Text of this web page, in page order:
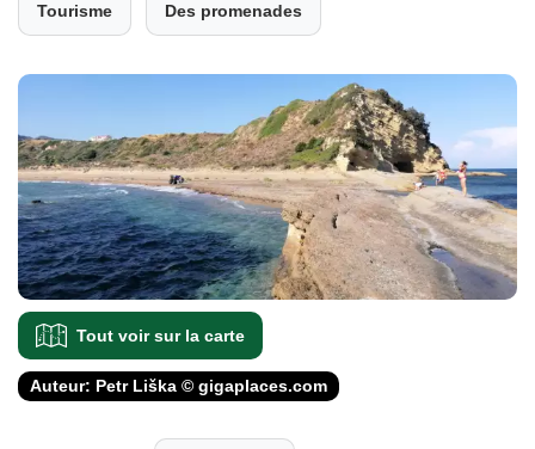
Tourisme Des promenades
Tout voir sur la carte
Auteur: Petr Liška © gigaplaces.com